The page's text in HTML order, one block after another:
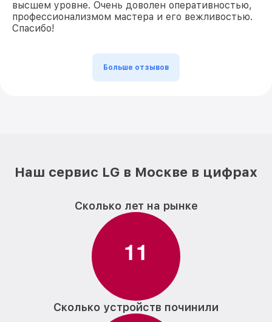
высшем уровне. Очень доволен оперативностью,
профессионализмом мастера и его вежливостью.
Спасибо!
Больше отзывов
Наш сервис LG в Москве в цифрах
Сколько лет на рынке
11
Сколько устройств починили